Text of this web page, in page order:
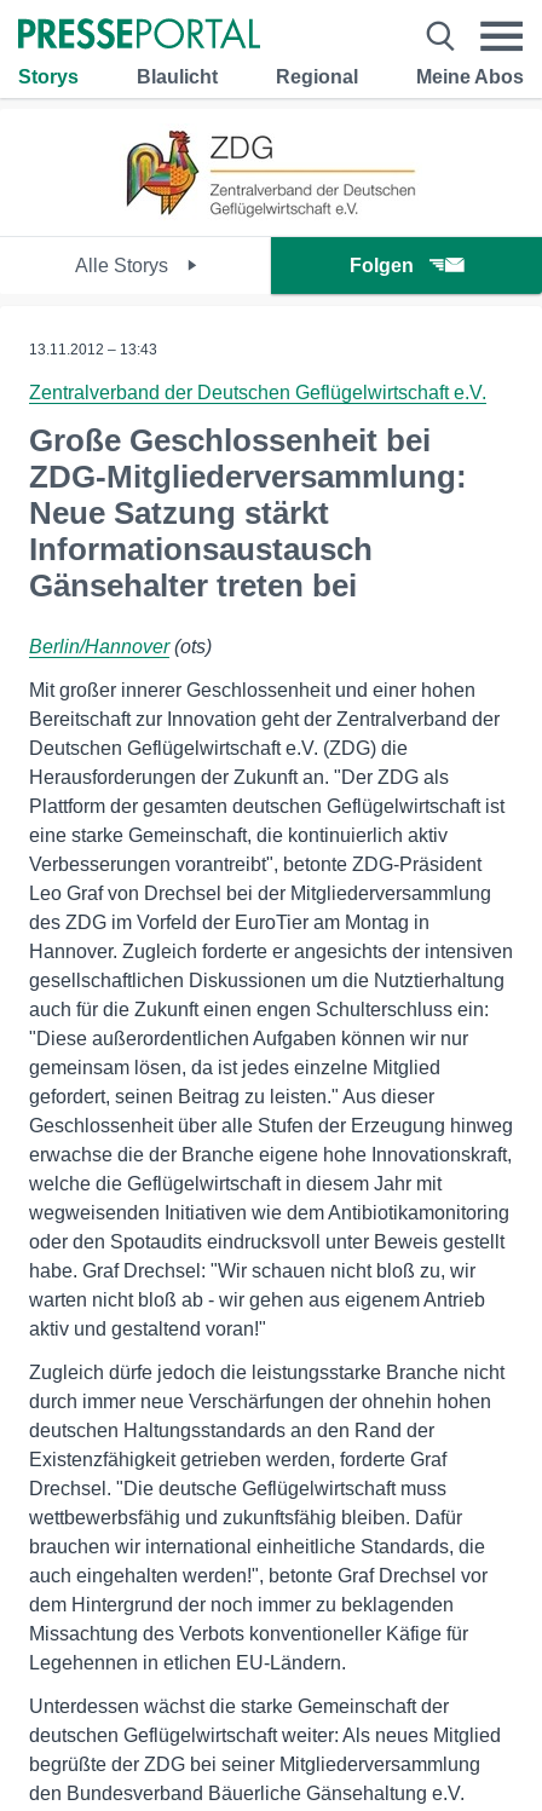
Storys Blaulicht Regional Meine Abos
Alle Storys Folgen
13.11.2012 – 13:43
Zentralverband der Deutschen Geflügelwirtschaft e.V.
Große Geschlossenheit bei
ZDG-Mitgliederversammlung:
Neue Satzung stärkt
Informationsaustausch
Gänsehalter treten bei
Berlin/Hannover(ots)
Mit großer innerer Geschlossenheit und einer hohen
Bereitschaft zur Innovation geht der Zentralverband der
Deutschen Geflügelwirtschaft e.V. (ZDG) die
Herausforderungen der Zukunft an. "Der ZDG als
Plattform der gesamten deutschen Geflügelwirtschaft ist
eine starke Gemeinschaft, die kontinuierlich aktiv
Verbesserungen vorantreibt", betonte ZDG-Präsident
Leo Graf von Drechsel bei der Mitgliederversammlung
des ZDG im Vorfeld der EuroTier am Montag in
Hannover. Zugleich forderte er angesichts der intensiven
gesellschaftlichen Diskussionen um die Nutztierhaltung
auch für die Zukunft einen engen Schulterschluss ein:
"Diese außerordentlichen Aufgaben können wir nur
gemeinsam lösen, da ist jedes einzelne Mitglied
gefordert, seinen Beitrag zu leisten." Aus dieser
Geschlossenheit über alle Stufen der Erzeugung hinweg
erwachse die der Branche eigene hohe Innovationskraft,
welche die Geflügelwirtschaft in diesem Jahr mit
wegweisenden Initiativen wie dem Antibiotikamonitoring
oder den Spotaudits eindrucksvoll unter Beweis gestellt
habe. Graf Drechsel: "Wir schauen nicht bloß zu, wir
warten nicht bloß ab - wir gehen aus eigenem Antrieb
aktiv und gestaltend voran!"
Zugleich dürfe jedoch die leistungsstarke Branche nicht
durch immer neue Verschärfungen der ohnehin hohen
deutschen Haltungsstandards an den Rand der
Existenzfähigkeit getrieben werden, forderte Graf
Drechsel. "Die deutsche Geflügelwirtschaft muss
wettbewerbsfähig und zukunftsfähig bleiben. Dafür
brauchen wir international einheitliche Standards, die
auch eingehalten werden!", betonte Graf Drechsel vor
dem Hintergrund der noch immer zu beklagenden
Missachtung des Verbots konventioneller Käfige für
Legehennen in etlichen EU-Ländern.
Unterdessen wächst die starke Gemeinschaft der
deutschen Geflügelwirtschaft weiter: Als neues Mitglied
begrüßte der ZDG bei seiner Mitgliederversammlung
den Bundesverband Bäuerliche Gänsehaltung e.V.